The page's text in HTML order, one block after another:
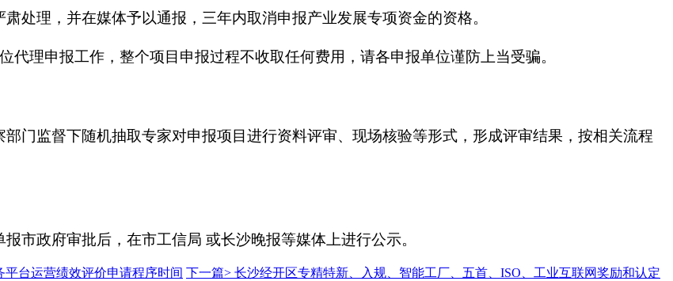
处理，并在媒体予以通报，三年内取消申报产业发展专项资金的资格。
理申报工作，整个项目申报过程不收取任何费用，请各申报单位谨防上当受骗。
门监督下随机抽取专家对申报项目进行资料评审、现场核验等形式，形成评审结果，按相关流程
市政府审批后，在市工信局 或长沙晚报等媒体上进行公示。
台运营绩效评价申请程序时间 下一篇> 长沙经开区专精特新、入规、智能工厂、五首、ISO、工业互联网奖励和认定